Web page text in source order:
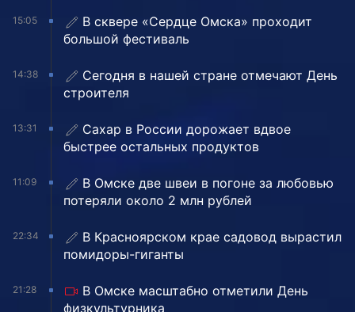
15:05
В сквере «Сердце Омска» проходит
большой фестиваль
14:38
Сегодня в нашей стране отмечают День
строителя
13:31
Сахар в России дорожает вдвое
быстрее остальных продуктов
11:09
В Омске две швеи в погоне за любовью
потеряли около 2 млн рублей
22:34
В Красноярском крае садовод вырастил
помидоры-гиганты
21:28
В Омске масштабно отметили День
физкультурника